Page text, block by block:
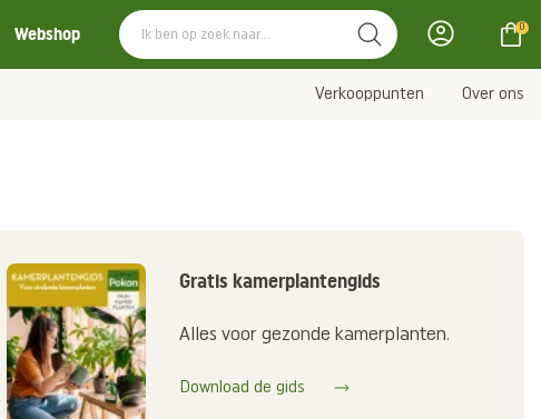
Webshop 0
Verkooppunten Over ons
Gratis kamerplantengids
Alles voor gezonde kamerplanten.
Download de gids